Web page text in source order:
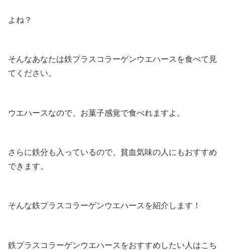
よね？
そんなあなたは鉄プラスコラーゲンウエハースを食べて見
てください。
ウエハースなので、お菓子感覚で食べれますよ。
さらに鉄分も入っているので、貧血気味の人にもおすすめ
できます。
そんな鉄プラスコラーゲンウエハースを紹介します！
鉄プラスコラーゲンウエハースをおすすめしたい人はこち